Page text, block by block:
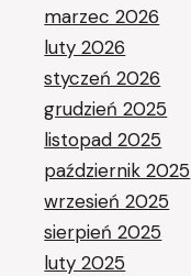
marzec 2026
luty 2026
styczeń 2026
grudzień 2025
listopad 2025
październik 2025
wrzesień 2025
sierpień 2025
luty 2025